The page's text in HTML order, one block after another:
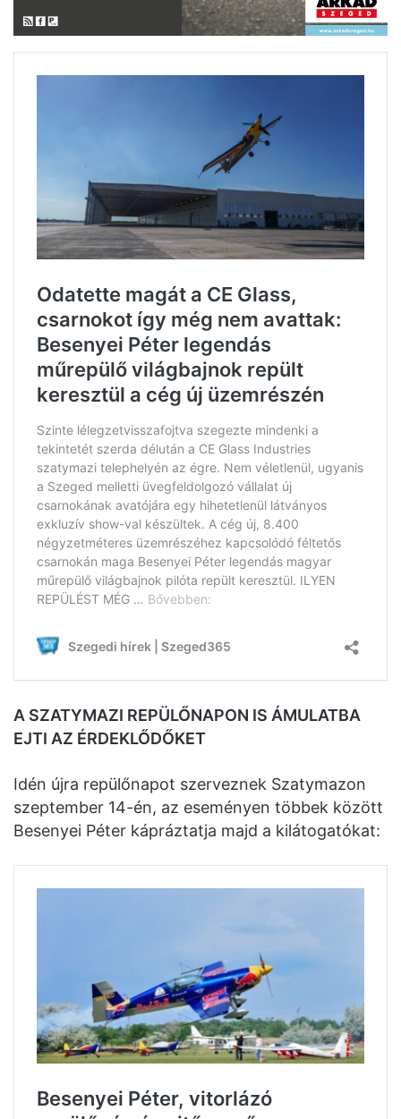
A SZATYMAZI REPÜLŐNAPON IS ÁMULATBA
EJTI AZ ÉRDEKLŐDŐKET
Idén újra repülőnapot szerveznek Szatymazon
szeptember 14-én, az eseményen többek között
Besenyei Péter kápráztatja majd a kilátogatókat: